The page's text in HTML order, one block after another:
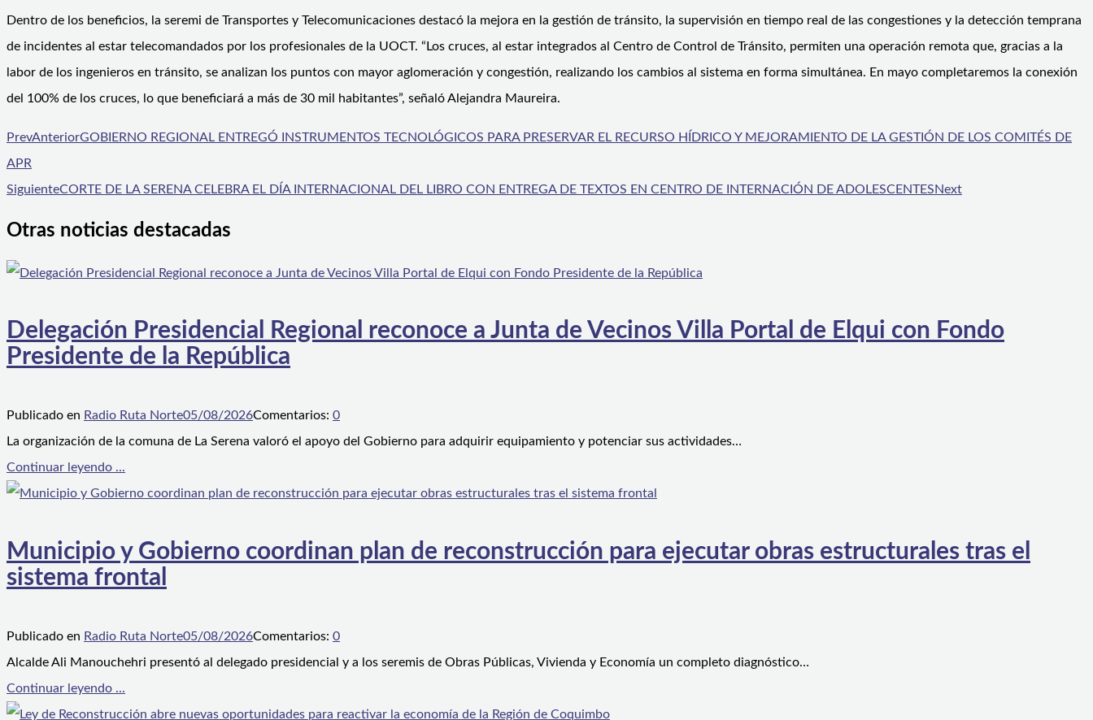
Dentro de los beneficios, la seremi de Transportes y Telecomunicaciones destacó la mejora en la gestión de tránsito, la supervisión en tiempo real de las congestiones y la detección temprana
de incidentes al estar telecomandados por los profesionales de la UOCT. “Los cruces, al estar integrados al Centro de Control de Tránsito, permiten una operación remota que, gracias a la
labor de los ingenieros en tránsito, se analizan los puntos con mayor aglomeración y congestión, realizando los cambios al sistema en forma simultánea. En mayo completaremos la conexión
del 100% de los cruces, lo que beneficiará a más de 30 mil habitantes”, señaló Alejandra Maureira.
PrevAnteriorGOBIERNO REGIONAL ENTREGÓ INSTRUMENTOS TECNOLÓGICOS PARA PRESERVAR EL RECURSO HÍDRICO Y MEJORAMIENTO DE LA GESTIÓN DE LOS COMITÉS DE
APR
SiguienteCORTE DE LA SERENA CELEBRA EL DÍA INTERNACIONAL DEL LIBRO CON ENTREGA DE TEXTOS EN CENTRO DE INTERNACIÓN DE ADOLESCENTESNext
Otras noticias destacadas
Delegación Presidencial Regional reconoce a Junta de Vecinos Villa Portal de Elqui con Fondo
Presidente de la República
Publicado en Radio Ruta Norte05/08/2026Comentarios: 0
La organización de la comuna de La Serena valoró el apoyo del Gobierno para adquirir equipamiento y potenciar sus actividades…
Continuar leyendo ...
Municipio y Gobierno coordinan plan de reconstrucción para ejecutar obras estructurales tras el
sistema frontal
Publicado en Radio Ruta Norte05/08/2026Comentarios: 0
Alcalde Ali Manouchehri presentó al delegado presidencial y a los seremis de Obras Públicas, Vivienda y Economía un completo diagnóstico…
Continuar leyendo ...